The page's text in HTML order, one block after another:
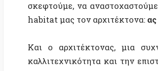
Μια υπενθύμιση της
συλλογικά — μαζί με τους
ατομικοποιημένης
απαρνείται και υπερβαίνει το ένα